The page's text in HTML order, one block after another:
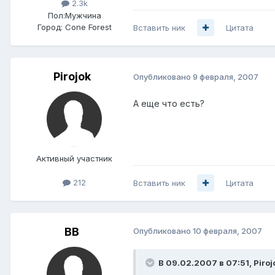
2.3k
Пол:Мужчина
Город: Cone Forest Вставить ник Цитата
Pirojok
Активный участник
212
Опубликовано 9 февраля, 2007
А еще что есть?
Вставить ник Цитата
BB Опубликовано 10 февраля, 2007
В 09.02.2007 в 07:51,